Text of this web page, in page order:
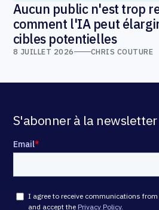
Aucun public n'est trop
comment l'IA peut
cibles potentielles
8 JUILLET 2026 CHRIS COUTURE
S'abonner à la newsletter